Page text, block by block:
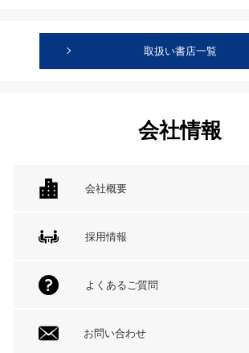
取扱い書店一覧
会社情報
会社概要
採用情報
よくあるご質問
お問い合わせ